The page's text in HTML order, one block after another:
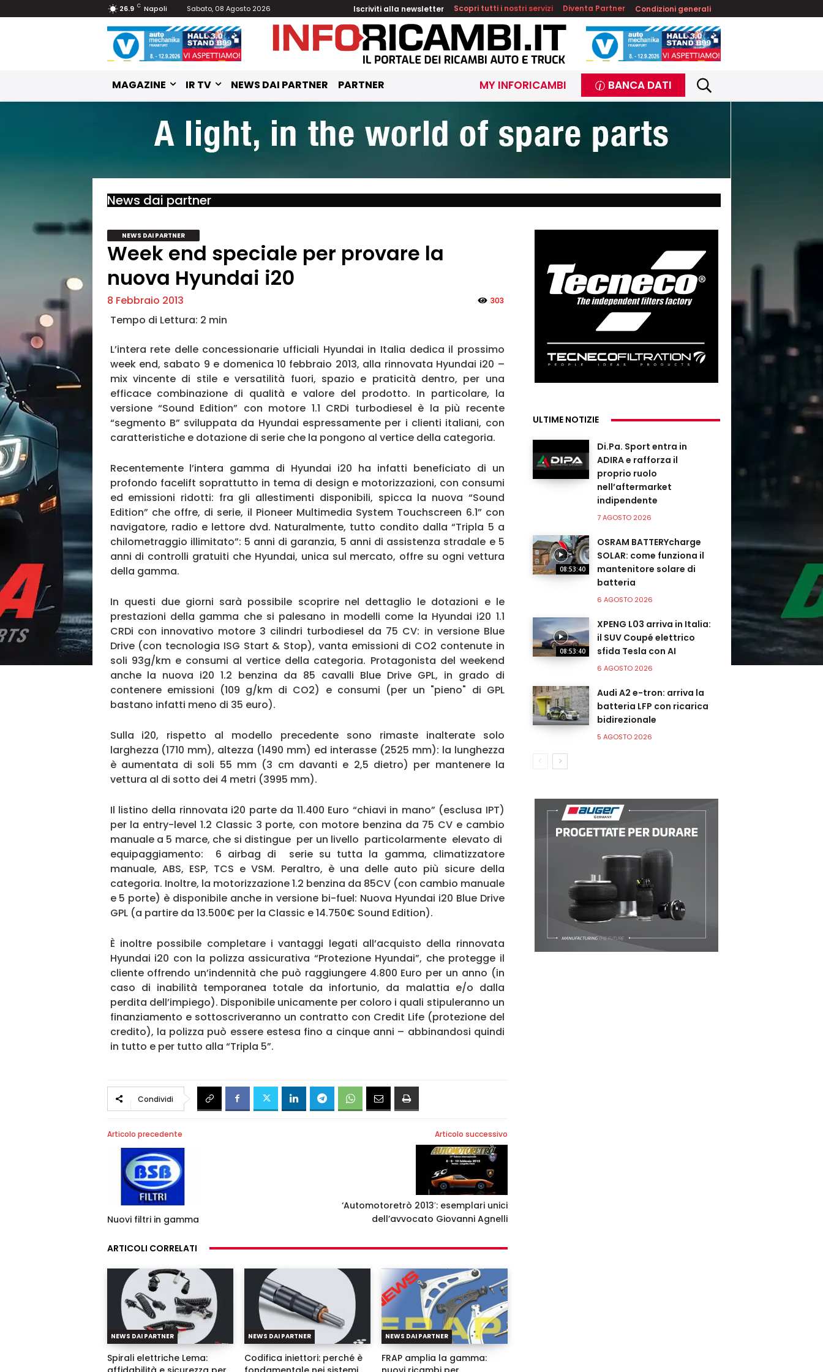
MY INFORICAMBI
Username
Password
Ricordami
26.9 C Napoli Sabato, 08 Agosto 2026 Iscriviti alla newsletter Scopri tutti i nostri servizi Diventa Partner Condizioni generali
MAGAZINE IR TV NEWS DAI PARTNER PARTNER MY INFORICAMBI BANCA DATI
News dai partner
NEWS DAI PARTNER
Week end speciale per provare la
nuova Hyundai i20
8 Febbraio 2013 303
L’intera rete delle concessionarie ufficiali Hyundai in Italia dedica il prossimo
week end, sabato 9 e domenica 10 febbraio 2013, alla rinnovata Hyundai i20 –
mix vincente di stile e versatilità fuori, spazio e praticità dentro, per una
efficace combinazione di qualità e valore del prodotto. In particolare, la
versione “Sound Edition” con motore 1.1 CRDi turbodiesel è la più recente
“segmento B” sviluppata da Hyundai espressamente per i clienti italiani, con
caratteristiche e dotazione di serie che la pongono al vertice della categoria.
Recentemente l’intera gamma di Hyundai i20 ha infatti beneficiato di un
profondo facelift soprattutto in tema di design e motorizzazioni, con consumi
ed emissioni ridotti: fra gli allestimenti disponibili, spicca la nuova “Sound
Edition” che offre, di serie, il Pioneer Multimedia System Touchscreen 6.1” con
navigatore, radio e lettore dvd. Naturalmente, tutto condito dalla “Tripla 5 a
chilometraggio illimitato”: 5 anni di garanzia, 5 anni di assistenza stradale e 5
anni di controlli gratuiti che Hyundai, unica sul mercato, offre su ogni vettura
della gamma.
In questi due giorni sarà possibile scoprire nel dettaglio le dotazioni e le
prestazioni della gamma che si palesano in modelli come la Hyundai i20 1.1
CRDi con innovativo motore 3 cilindri turbodiesel da 75 CV: in versione Blue
Drive (con tecnologia ISG Start & Stop), vanta emissioni di CO2 contenute in
soli 93g/km e consumi al vertice della categoria. Protagonista del weekend
anche la nuova i20 1.2 benzina da 85 cavalli Blue Drive GPL, in grado di
contenere emissioni (109 g/km di CO2) e consumi (per un "pieno" di GPL
bastano infatti meno di 35 euro).
Sulla i20, rispetto al modello precedente sono rimaste inalterate solo
larghezza (1710 mm), altezza (1490 mm) ed interasse (2525 mm): la lunghezza
è aumentata di soli 55 mm (3 cm davanti e 2,5 dietro) per mantenere la
vettura al di sotto dei 4 metri (3995 mm).
Il listino della rinnovata i20 parte da 11.400 Euro “chiavi in mano” (esclusa IPT)
per la entry-level 1.2 Classic 3 porte, con motore benzina da 75 CV e cambio
manuale a 5 marce, che si distingue per un livello particolarmente elevato di
equipaggiamento: 6 airbag di serie su tutta la gamma, climatizzatore
manuale, ABS, ESP, TCS e VSM. Peraltro, è una delle auto più sicure della
categoria. Inoltre, la motorizzazione 1.2 benzina da 85CV (con cambio manuale
e 5 porte) è disponibile anche in versione bi-fuel: Nuova Hyundai i20 Blue Drive
GPL (a partire da 13.500€ per la Classic e 14.750€ Sound Edition).
È inoltre possibile completare i vantaggi legati all’acquisto della rinnovata
Hyundai i20 con la polizza assicurativa “Protezione Hyundai”, che protegge il
cliente offrendo un’indennità che può raggiungere 4.800 Euro per un anno (in
caso di inabilità temporanea totale da infortunio, da malattia e/o dalla
perdita dell’impiego). Disponibile unicamente per coloro i quali stipuleranno un
finanziamento e sottoscriveranno un contratto con Credit Life (protezione del
credito), la polizza può essere estesa fino a cinque anni – abbinandosi quindi
in tutto e per tutto alla “Tripla 5”.
Condividi
Articolo precedente
Nuovi filtri in gamma
Articolo successivo
‘Automotoretrò 2013′: esemplari unici
dell’avvocato Giovanni Agnelli
ARTICOLI CORRELATI
NEWS DAI PARTNER
Spirali elettriche Lema:
NEWS DAI PARTNER
Codifica iniettori: perché è
NEWS DAI PARTNER
FRAP amplia la gamma:
ULTIME NOTIZIE
Di.Pa. Sport entra in
ADIRA e rafforza il
proprio ruolo
nell’aftermarket
indipendente
7 AGOSTO 2026
08:53:40
OSRAM BATTERYcharge
SOLAR: come funziona il
mantenitore solare di
batteria
6 AGOSTO 2026
08:53:40
XPENG L03 arriva in Italia:
il SUV Coupé elettrico
sfida Tesla con AI
6 AGOSTO 2026
Audi A2 e-tron: arriva la
batteria LFP con ricarica
bidirezionale
5 AGOSTO 2026